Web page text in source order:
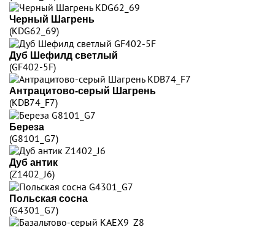
Черный Шагрень
(KDG62_69)
Дуб Шефилд светлый
(GF402-5F)
Антрацитово-серый Шагрень
(KDB74_F7)
Береза
(G8101_G7)
Дуб антик
(Z1402_J6)
Польская сосна
(G4301_G7)